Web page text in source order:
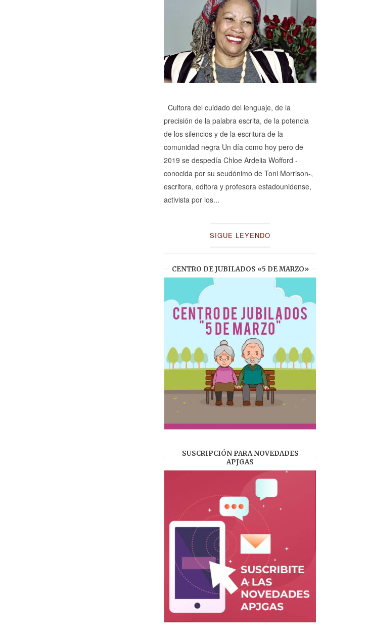
Cultora del cuidado del lenguaje, de la
precisión de la palabra escrita, de la potencia
de los silencios y de la escritura de la
comunidad negra Un día como hoy pero de
2019 se despedía Chloe Ardelia Wofford -
conocida por su seudónimo de Toni Morrison-,
escritora, editora y profesora estadounidense,
activista por los...
SIGUE LEYENDO
CENTRO DE JUBILADOS «5 DE MARZO»
SUSCRIPCIÓN PARA NOVEDADES
APJGAS